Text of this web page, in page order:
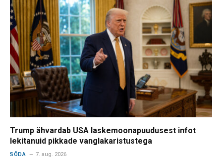
Trump ähvardab USA laskemoonapuudusest infot
lekitanuid pikkade vanglakaristustega
SÕDA 7. aug. 2026